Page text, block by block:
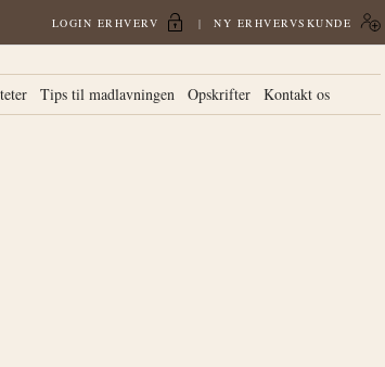
LOGIN ERHVERV NY ERHVERVSKUNDE
Tips til madlavningen Opskrifter Kontakt os